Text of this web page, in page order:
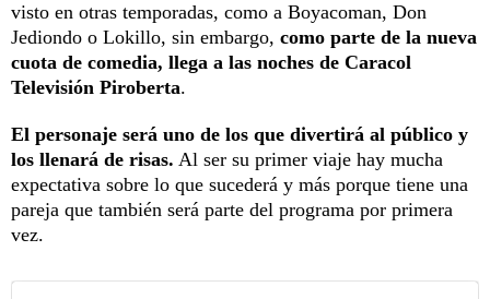
visto en otras temporadas, como a Boyacoman, Don
Jediondo o Lokillo, sin embargo, como parte de la nueva
cuota de comedia, llega a las noches de Caracol
Televisión Piroberta.
El personaje será uno de los que divertirá al público y
los llenará de risas. Al ser su primer viaje hay mucha
expectativa sobre lo que sucederá y más porque tiene una
pareja que también será parte del programa por primera
vez.